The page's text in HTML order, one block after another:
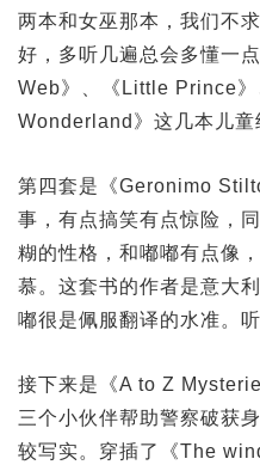
两本和女巫那本，我们不
好，多听几遍总会多懂一
Web》、《Little Prince
Wonderland》这几本儿童
第四套是《Geronimo
事，有点搞笑有点惊险，
糊的性格，和嘟嘟有点像
慕。这套书的作者是意大
嘟很是佩服翻译的水准。
接下来是《A to Z
三个小伙伴帮助警察破获
较写实。穿插了《The